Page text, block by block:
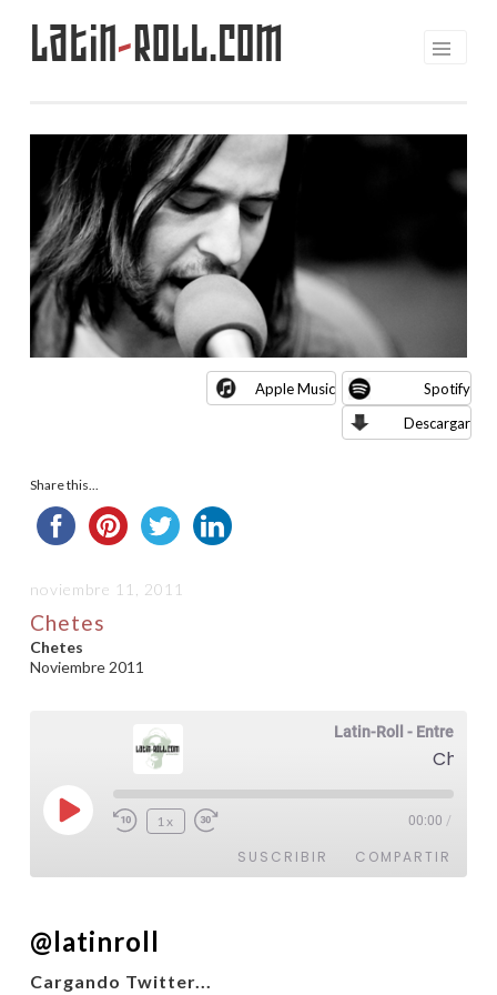
Saltar
Latin-Roll.com
Apple Music
Spotify
Descargar
Share this...
noviembre 11, 2011
Chetes
Chetes
Noviembre 2011
Latin-Roll - Entrevistas
Chetes
Reproducir
episodio
1x 00:00 /
SUSCRIBIR COMPARTIR
FEED RSS
@latinroll
Cargando Twitter...